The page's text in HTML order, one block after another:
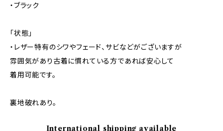
・ブラック
「状態」
・レザー特有のシワやフェード、サビなどがございますが
雰囲気があり古着に慣れている方であれば安心して
着用可能です。
裏地破れあり。
International shipping available